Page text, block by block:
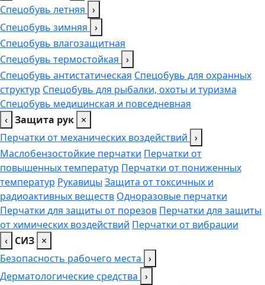
Спецобувь летняя ›
Спецобувь зимняя ›
Спецобувь влагозащитная
Спецобувь термостойкая ›
Спецобувь антистатическая Спецобувь для охранных
структур Спецобувь для рыбалки, охоты и туризма
Спецобувь медицинская и повседневная
‹ Защита рук ×
Перчатки от механических воздействий ›
Маслобензостойкие перчатки Перчатки от
повышенных температур Перчатки от пониженных
температур Рукавицы Защита от токсичных и
радиоактивных веществ Одноразовые перчатки
Перчатки для защиты от порезов Перчатки для защиты
от химических воздействий Перчатки от вибрации
‹ СИЗ ×
Безопасность рабочего места ›
Дерматологические средства ›